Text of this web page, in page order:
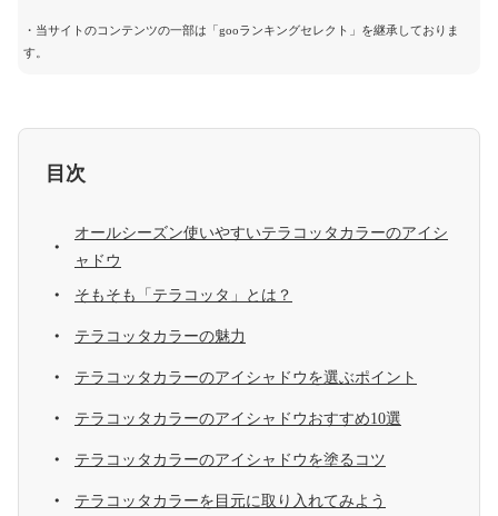
・当サイトのコンテンツの一部は「gooランキングセレクト」を継承しておりま
す。
目次
オールシーズン使いやすいテラコッタカラーのアイシ
ャドウ
そもそも「テラコッタ」とは？
テラコッタカラーの魅力
テラコッタカラーのアイシャドウを選ぶポイント
テラコッタカラーのアイシャドウおすすめ10選
テラコッタカラーのアイシャドウを塗るコツ
テラコッタカラーを目元に取り入れてみよう